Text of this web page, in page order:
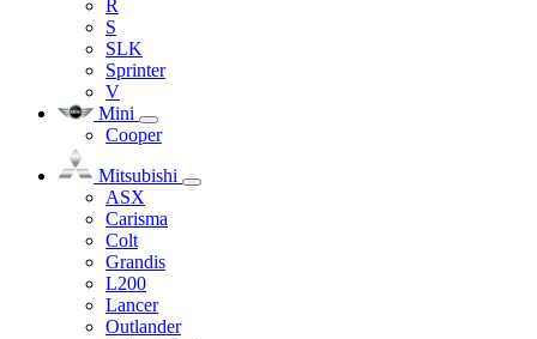
R
S
SLK
Sprinter
V
Mini
Cooper
Mitsubishi
ASX
Carisma
Colt
Grandis
L200
Lancer
Outlander